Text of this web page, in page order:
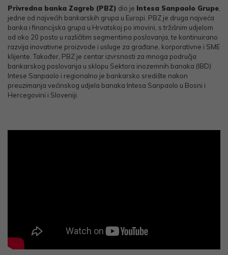
Privredna banka Zagreb (PBZ) dio je Intesa Sanpaolo Grupe
jedne od najvećih bankarskih grupa u Europi. PBZ je druga najveća
banka i financijska grupa u Hrvatskoj po imovini, s tržišnim udjelom
od oko 20 posto u različitim segmentima poslovanja, te kontinuirano
razvija inovativne proizvode i usluge za građane, korporativne i SME
klijente. Također, PBZ je centar izvrsnosti za mnoga područja
bankarskog poslovanja u sklopu Sektora inozemnih banaka (IBD)
Intese Sanpaolo i regionalno je bankarsko središte nakon
preuzimanja većinskog udjela banaka Intesa Sanpaolo u Bosni i
Hercegovini i Sloveniji.